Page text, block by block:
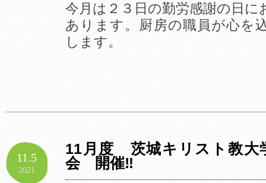
今月は２３日の勤労感謝の日
あります。厨房の職員が心を
します。
11.5
2021
11月度 茨城キリスト教大
会 開催‼